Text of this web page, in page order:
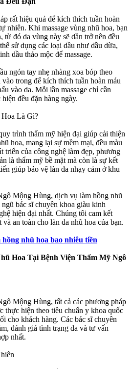
rất hiệu quả để kích thích tuần hoàn
nhiên. Khi massage vùng nhũ hoa, bạn
từ đó da vùng này sẽ dần trở nên đều
sử dụng các loại dầu như dầu dừa,
dầu thảo mộc để massage.
ngón tay nhẹ nhàng xoa bóp theo
trong để kích thích tuần hoàn máu
vào da. Mỗi lần massage chỉ cần
đều đặn hàng ngày.
Là Gì?
trình thẩm mỹ hiện đại giúp cải thiện
hoa, mang lại sự mềm mại, đều màu
triển của công nghệ làm đẹp, phương
là thẩm mỹ bề mặt mà còn là sự kết
giúp bảo vệ làn da nhạy cảm ở khu
Mộng Hùng, dịch vụ làm hồng nhũ
bác sĩ chuyên khoa giàu kinh
hiện đại nhất. Chúng tôi cam kết
an toàn cho làn da nhũ hoa của bạn.
nhũ hoa bao nhiêu tiền
Hoa Tại Bệnh Viện Thẩm Mỹ Ngô
Mộng Hùng, tất cả các phương pháp
thực hiện theo tiêu chuẩn y khoa quốc
cho khách hàng. Các bác sĩ chuyên
đánh giá tình trạng da và tư vấn
nhất.